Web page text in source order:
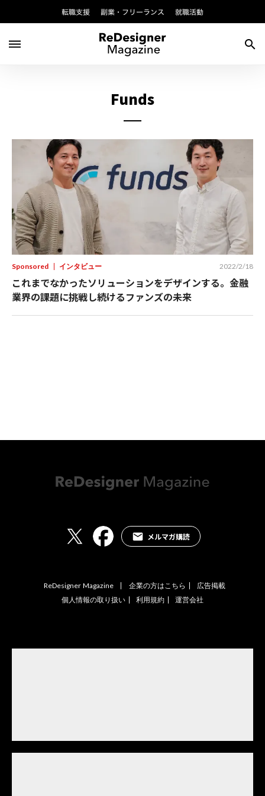
転職支援 副業・フリーランス 就職活動
dehaze search
Funds
Sponsored インタビュー 2022/2/18
これまでなかったソリューションをデザインする。金融
業界の課題に挑戦し続けるファンズの未来
メルマガ購読
ReDesigner Magazine 企業の方はこちら
広告掲載
個人情報の取り扱い
利用規約 運営会社